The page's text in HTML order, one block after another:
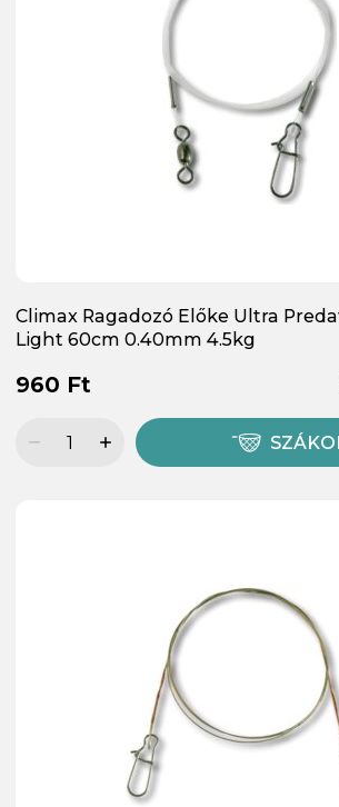
Climax Ragadozó Előke Ultra
Light 60cm 0.40mm 4.5kg
960 Ft